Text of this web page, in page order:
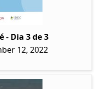
- Dia 3 de 3
12, 2022